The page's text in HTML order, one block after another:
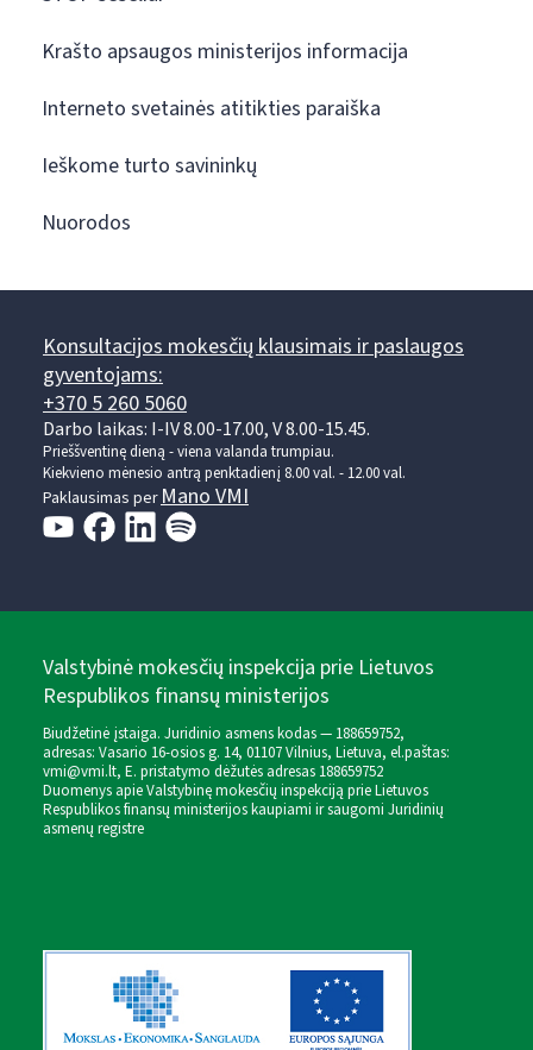
Krašto apsaugos ministerijos informacija
Interneto svetainės atitikties paraiška
Ieškome turto savininkų
Nuorodos
Konsultacijos mokesčių klausimais ir paslaugos
gyventojams:
+370 5 260 5060
Darbo laikas: I-IV 8.00-17.00, V 8.00-15.45.
Prieššventinę dieną - viena valanda trumpiau.
Kiekvieno mėnesio antrą penktadienį 8.00 val. - 12.00 val.
Paklausimas perMano VMI
Valstybinė mokesčių inspekcija prie Lietuvos
Respublikos finansų ministerijos
Biudžetinė įstaiga. Juridinio asmens kodas — 188659752,
adresas: Vasario 16-osios g. 14, 01107 Vilnius, Lietuva, el.paštas:
vmi@vmi.lt, E. pristatymo dėžutės adresas 188659752
Duomenys apie Valstybinę mokesčių inspekciją prie Lietuvos
Respublikos finansų ministerijos kaupiami ir saugomi Juridinių
asmenų registre